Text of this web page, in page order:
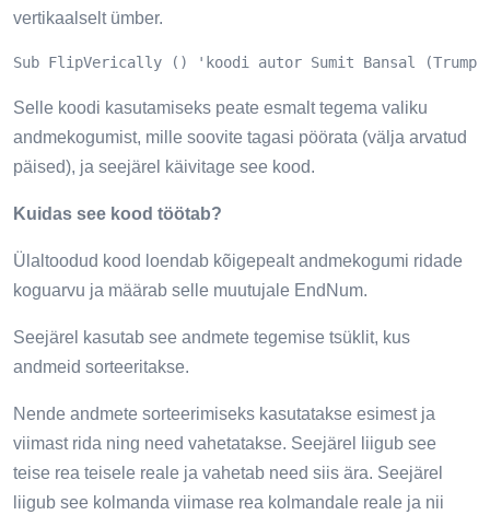
vertikaalselt ümber.
Sub FlipVerically () 'koodi autor Sumit Bansal
Selle koodi kasutamiseks peate esmalt tegema valiku
andmekogumist, mille soovite tagasi pöörata (välja arvatud
päised), ja seejärel käivitage see kood.
Kuidas see kood töötab?
Ülaltoodud kood loendab kõigepealt andmekogumi ridade
koguarvu ja määrab selle muutujale EndNum.
Seejärel kasutab see andmete tegemise tsüklit, kus
andmeid sorteeritakse.
Nende andmete sorteerimiseks kasutatakse esimest ja
viimast rida ning need vahetatakse. Seejärel liigub see
teise rea teisele reale ja vahetab need siis ära. Seejärel
liigub see kolmanda viimase rea kolmandale reale ja nii